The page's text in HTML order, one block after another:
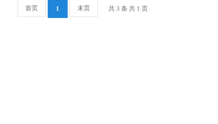
首页 1 末页 共 3 条 共 1 页